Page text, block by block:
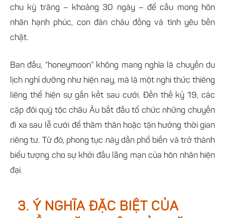
chu kỳ trăng – khoảng 30 ngày – để cầu mong hôn
nhân hạnh phúc, con đàn cháu đống và tình yêu bền
chặt.
Ban đầu, “honeymoon” không mang nghĩa là chuyến du
lịch nghỉ dưỡng như hiện nay, mà là một nghi thức thiêng
liêng thể hiện sự gắn kết sau cưới. Đến thế kỷ 19, các
cặp đôi quý tộc châu Âu bắt đầu tổ chức những chuyến
đi xa sau lễ cưới để thăm thân hoặc tận hưởng thời gian
riêng tư. Từ đó, phong tục này dần phổ biến và trở thành
biểu tượng cho sự khởi đầu lãng mạn của hôn nhân hiện
đại.
3. Ý NGHĨA ĐẶC BIỆT CỦA